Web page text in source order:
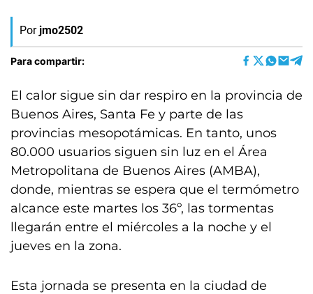
Por jmo2502
Para compartir:
El calor sigue sin dar respiro en la provincia de
Buenos Aires, Santa Fe y parte de las
provincias mesopotámicas. En tanto, unos
80.000 usuarios siguen sin luz en el Área
Metropolitana de Buenos Aires (AMBA),
donde, mientras se espera que el termómetro
alcance este martes los 36º, las tormentas
llegarán entre el miércoles a la noche y el
jueves en la zona.
Esta jornada se presenta en la ciudad de